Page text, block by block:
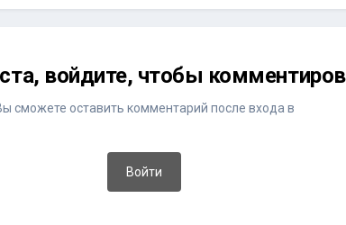
войдите, чтобы
сможете оставить комментарий после входа в
Войти